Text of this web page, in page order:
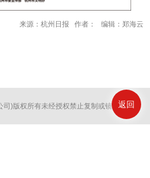
返回
来源：杭州日报 作者： 编辑：郑海云
司)版权所有未经授权禁止复制或镜像